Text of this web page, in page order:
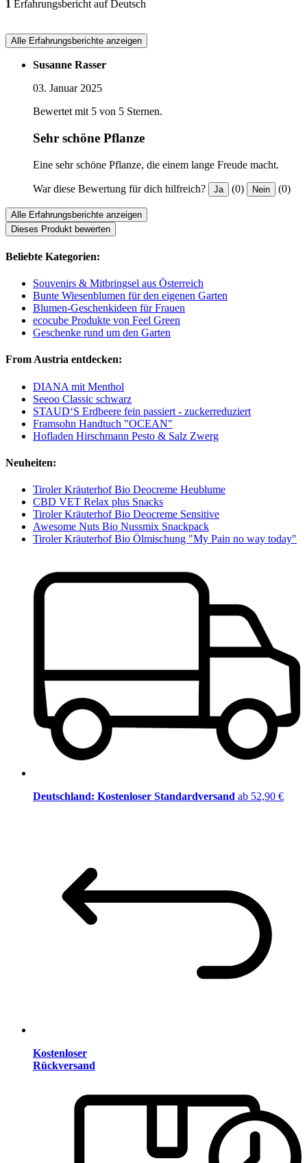
1 Erfahrungsbericht auf Deutsch
Alle Erfahrungsberichte anzeigen
Susanne Rasser
03. Januar 2025
Bewertet mit 5 von 5 Sternen.
Sehr schöne Pflanze
Eine sehr schöne Pflanze, die einem lange Freude macht.
War diese Bewertung für dich hilfreich? Ja (0) Nein (0)
Alle Erfahrungsberichte anzeigen
Dieses Produkt bewerten
Beliebte Kategorien:
Souvenirs & Mitbringsel aus Österreich
Bunte Wiesenblumen für den eigenen Garten
Blumen-Geschenkideen für Frauen
ecocube Produkte von Feel Green
Geschenke rund um den Garten
From Austria entdecken:
DIANA mit Menthol
Seeoo Classic schwarz
STAUD‘S Erdbeere fein passiert - zuckerreduziert
Framsohn Handtuch "OCEAN"
Hofladen Hirschmann Pesto & Salz Zwerg
Neuheiten:
Tiroler Kräuterhof Bio Deocreme Heublume
CBD VET Relax plus Snacks
Tiroler Kräuterhof Bio Deocreme Sensitive
Awesome Nuts Bio Nussmix Snackpack
Tiroler Kräuterhof Bio Ölmischung "My Pain no way today"
Deutschland: Kostenloser Standardversand ab 52,90 €
Kostenloser
Rückversand